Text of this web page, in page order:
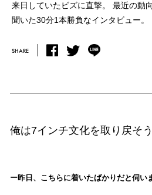
来日していたビズに直撃。
最近の動
聞いた30分1本勝負なインタビュー。
SHARE
俺は7インチ文化を取り戻そ
昨日、こちらに着いたばかりだと伺い